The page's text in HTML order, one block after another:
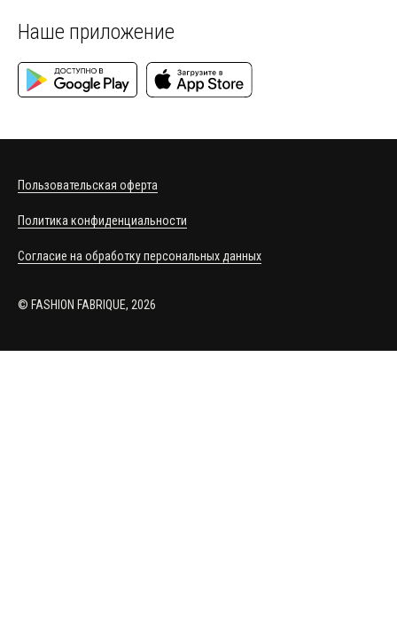
Наше приложение
© FASHION FABRIQUE, 2026
Пользовательская оферта
Политика конфиденциальности
Согласие на обработку персональных данных